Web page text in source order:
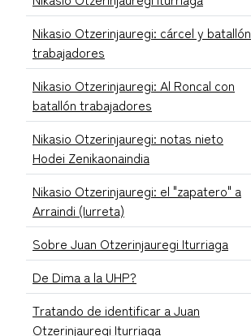
Nikasio Otzerinjauregi: cárcel y batallón
trabajadores
Nikasio Otzerinjauregi: Al Roncal con
batallón trabajadores
Nikasio Otzerinjauregi: notas nieto
Hodei Zenikaonaindia
Nikasio Otzerinjauregi: el "zapatero" a
Arraindi (Iurreta)
Sobre Juan Otzerinjauregi Iturriaga
De Dima a la UHP?
Tratando de identificar a Juan
Otzerinjauregi Iturriaga